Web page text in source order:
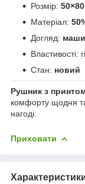
Розмір:
Матеріал:
Догляд:
Властивості:
Стан: новий
Рушник з
комфорту щодня
нагоді.
Приховати